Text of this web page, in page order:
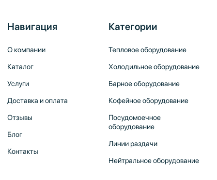
Навигация
О компании
Каталог
Услуги
Доставка и оплата
Отзывы
Блог
Контакты
Категории
Тепловое оборудование
Холодильное оборудование
Барное оборудование
Кофейное оборудование
Посудомоечное
оборудование
Линии раздачи
Нейтральное оборудование